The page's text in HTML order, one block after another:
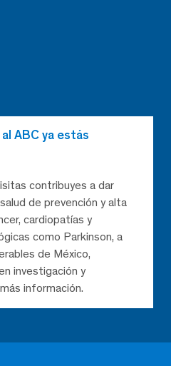
ABC ya estás
contribuyes a dar
de prevención y alta
cardiopatías y
como Parkinson, a
de México,
investigación y
información.